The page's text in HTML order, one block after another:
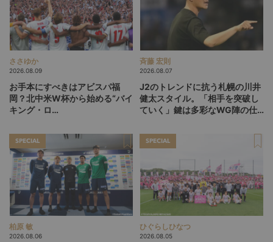
ささゆか
2026.08.09
お手本にすべきはアビスパ福
岡？北中米W杯から始める“バイ
キング・ロ
探す旅
斉藤 宏則
2026.08.07
J2のトレンドに抗う札幌の川井
健太スタイル。「相手を突破し
ていく」鍵は多彩なWG陣の仕
SPECIAL
柏原 敏
2026.08.06
SPECIAL
ひぐらしひなつ
2026.08.05